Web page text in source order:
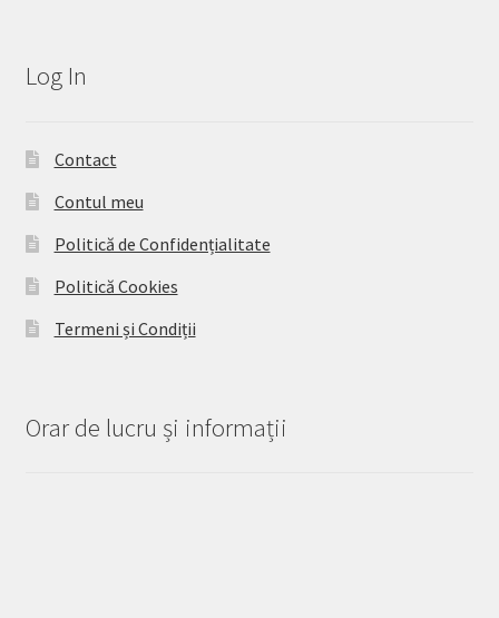
Log In
Contact
Contul meu
Politică de Confidențialitate
Politică Cookies
Termeni și Condiții
Orar de lucru și informații